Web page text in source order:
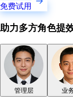
免费试用
助力多方角色提
管理层 业